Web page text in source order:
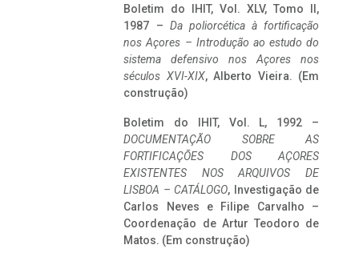
Boletim do IHIT, Vol. XLV, Tomo II,
1987 – Da poliorcética à fortificação
nos Açores – Introdução ao estudo do
sistema defensivo nos Açores nos
séculos XVI-XIX, Alberto Vieira. (Em
construção)
Boletim do IHIT, Vol. L, 1992 –
DOCUMENTAÇÃO SOBRE AS
FORTIFICAÇÕES DOS AÇORES
EXISTENTES NOS ARQUIVOS DE
LISBOA – CATÁLOGO, Investigação de
Carlos Neves e Filipe Carvalho –
Coordenação de Artur Teodoro de
Matos. (Em construção)